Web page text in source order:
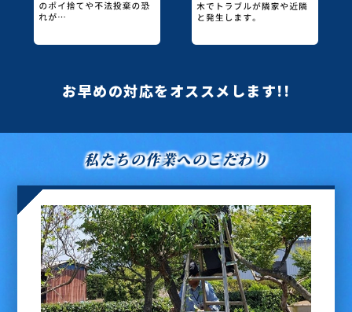
お早めの対応をオススメします!!
私たちの作業へのこだわり